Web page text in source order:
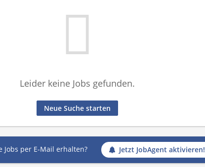
Leider keine Jobs gefunden.
Neue Suche starten
Jobs per E-Mail erhalten? Jetzt JobAgent aktivieren!